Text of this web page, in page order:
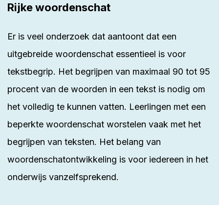
Rijke woordenschat
Er is veel onderzoek dat aantoont dat een
uitgebreide woordenschat essentieel is voor
tekstbegrip. Het begrijpen van maximaal 90 tot 95
procent van de woorden in een tekst is nodig om
het volledig te kunnen vatten. Leerlingen met een
beperkte woordenschat worstelen vaak met het
begrijpen van teksten. Het belang van
woordenschatontwikkeling is voor iedereen in het
onderwijs vanzelfsprekend.